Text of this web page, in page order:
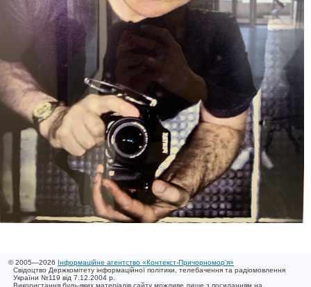
© 2005—2026
Інформаційне агентство «Контекст-Причорномор'я»
Свідоцтво Держкомітету інформаційної політики, телебачення та радіомовлення
України №119 від 7.12.2004 р.